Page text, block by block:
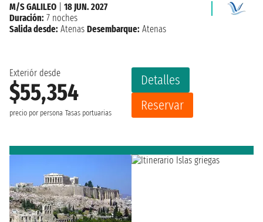
Exteriór desde
$55,354
precio por persona Tasas portuarias
Detalles
Reservar
M/S GALILEO
18 JUN. 2027
Duración: 7 noches
Salida desde: Atenas Desembarque: Atenas